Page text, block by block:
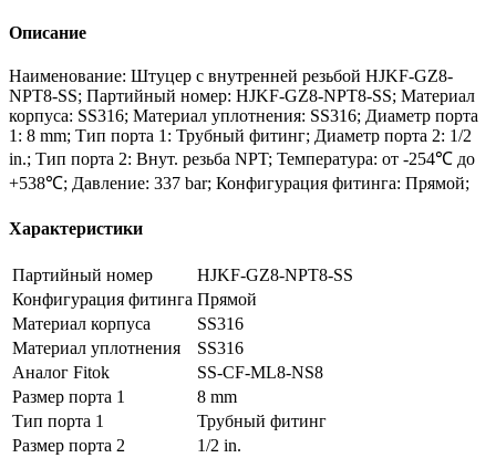
Описание
Наименование: Штуцер с внутренней резьбой HJKF-GZ8-
NPT8-SS; Партийный номер: HJKF-GZ8-NPT8-SS; Материал
корпуса: SS316; Материал уплотнения: SS316; Диаметр порта
1: 8 mm; Тип порта 1: Трубный фитинг; Диаметр порта 2: 1/2
in.; Тип порта 2: Внут. резьба NPT; Температура: от -254℃ до
+538℃; Давление: 337 bar; Конфигурация фитинга: Прямой;
Характеристики
Партийный номер
HJKF-GZ8-NPT8-SS
Конфигурация фитинга Прямой
Материал корпуса
SS316
Материал уплотнения
SS316
Аналог Fitok
SS-CF-ML8-NS8
Размер порта 1
8 mm
Тип порта 1
Трубный фитинг
Размер порта 2
1/2 in.